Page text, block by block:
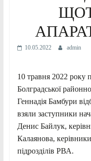
10.05.2022 admin
10 травня 2022 року
Болградської
Геннадія Бамбури
взяли заступники
Денис Байлук,
Калаянова,
підрозділів РВА.